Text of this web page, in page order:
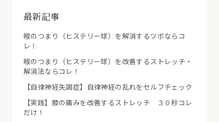
最新記事
喉のつまり（ヒステリー球）を解消するツボならコ
レ！
喉のつまり（ヒステリー球）を改善するストレッチ・
解消法ならコレ！
【自律神経失調症】自律神経の乱れをセルフチェック
【実践】膝の痛みを改善するストレッチ ３０秒コレ
だけ！